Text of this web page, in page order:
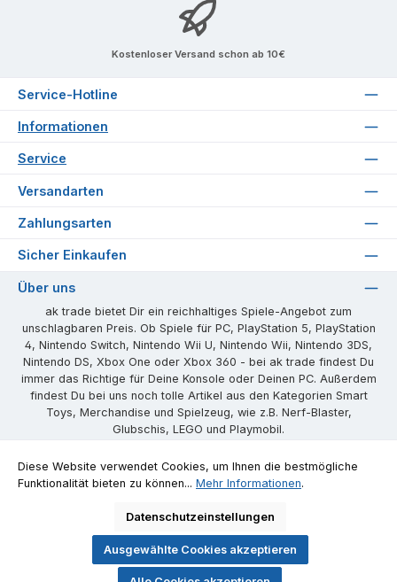
Kostenloser Versand schon ab 10€
Service-Hotline
Informationen
Service
Versandarten
Zahlungsarten
Sicher Einkaufen
Über uns
ak trade bietet Dir ein reichhaltiges Spiele-Angebot zum
unschlagbaren Preis. Ob Spiele für PC, PlayStation 5, PlayStation
4, Nintendo Switch, Nintendo Wii U, Nintendo Wii, Nintendo 3DS,
Nintendo DS, Xbox One oder Xbox 360 - bei ak trade findest Du
immer das Richtige für Deine Konsole oder Deinen PC. Außerdem
findest Du bei uns noch tolle Artikel aus den Kategorien Smart
Toys, Merchandise und Spielzeug, wie z.B. Nerf-Blaster,
Glubschis, LEGO und Playmobil.
Unsere Communities
Diese Website verwendet Cookies, um Ihnen die bestmögliche
Funktionalität bieten zu können... Mehr Informationen.
Datenschutzeinstellungen
Ausgewählte Cookies akzeptieren